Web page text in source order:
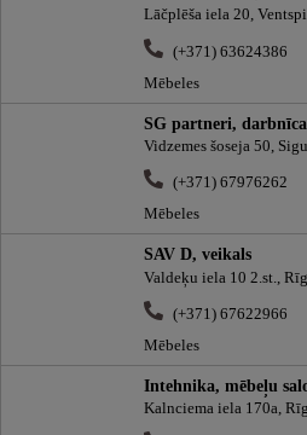
Lāčplēša iela 20,
(+371) 63624386
Mēbeles
SG partneri, darbnīca
Vidzemes šoseja 50,
(+371) 67976262
Mēbeles
SAV D, veikals
Valdeķu iela 10 2.st.,
(+371) 67622966
Mēbeles
Intehnika, mēbeļu
Kalnciema iela 170a,